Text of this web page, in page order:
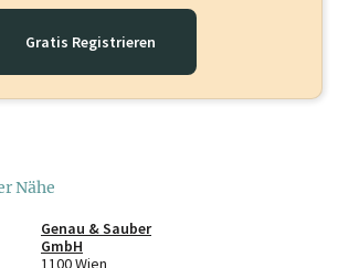
Gratis Registrieren
Nähe
Genau & Sauber
GmbH